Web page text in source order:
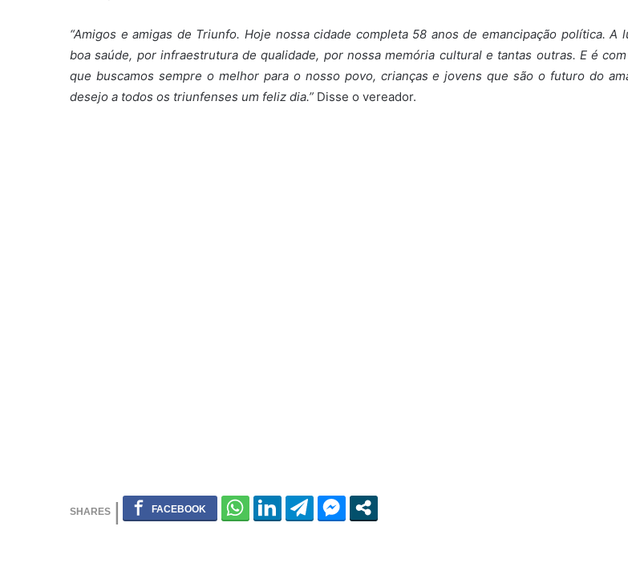
“Amigos e amigas de Triunfo. Hoje nossa cidade completa 58 anos de emancipação política. A
boa saúde, por infraestrutura de qualidade, por nossa memória cultural e tantas outras. E é
que buscamos sempre o melhor para o nosso povo, crianças e jovens que são o futuro do
desejo a todos os triunfenses um feliz dia.” Disse o vereador.